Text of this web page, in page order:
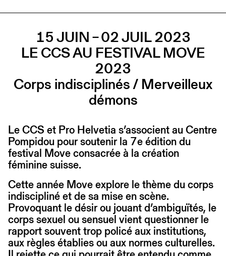
15 JUIN – 02 JUIL 2023
LE CCS AU FESTIVAL MOVE
2023
Corps indisciplinés / Merveilleux
démons
Le CCS et Pro Helvetia s’associent au Centre
Pompidou pour soutenir la 7e édition du
festival Move consacrée à la création
féminine suisse.
Cette année Move explore le thème du corps
indiscipliné et de sa mise en scène.
Provoquant le désir ou jouant d’ambiguïtés, le
corps sexuel ou sensuel vient questionner le
rapport souvent trop policé aux institutions,
aux règles établies ou aux normes culturelles.